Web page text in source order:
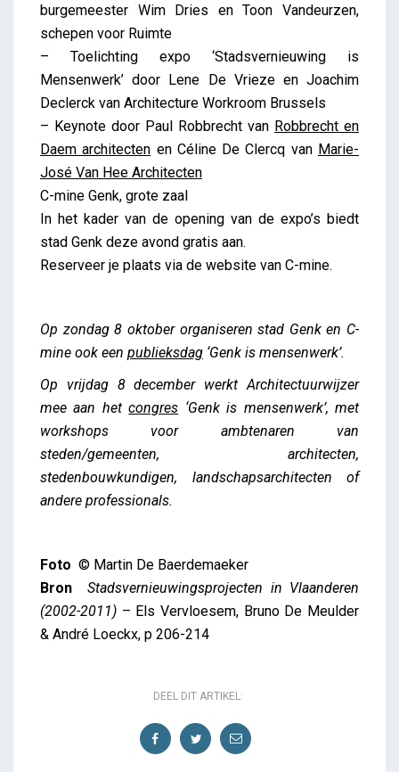
burgemeester Wim Dries en Toon Vandeurzen,
schepen voor Ruimte
– Toelichting expo ‘Stadsvernieuwing is
Mensenwerk’ door Lene De Vrieze en Joachim
Declerck van Architecture Workroom Brussels
– Keynote door Paul Robbrecht van Robbrecht en
Daem architecten en Céline De Clercq van Marie-
José Van Hee Architecten
C-mine Genk, grote zaal
In het kader van de opening van de expo’s biedt
stad Genk deze avond gratis aan.
Reserveer je plaats via de website van C-mine.
Op zondag 8 oktober organiseren stad Genk en C-
mine ook een publieksdag ‘Genk is mensenwerk’.
Op vrijdag 8 december werkt Architectuurwijzer
mee aan hetcongres ‘Genk is mensenwerk’, met
workshops voor ambtenaren van
steden/gemeenten, architecten,
stedenbouwkundigen, landschapsarchitecten of
andere professionals.
Foto © Martin De Baerdemaeker
Bron
Stadsvernieuwingsprojecten in Vlaanderen
(2002-2011) – Els Vervloesem, Bruno De Meulder
& André Loeckx, p 206-214
DEEL DIT ARTIKEL: